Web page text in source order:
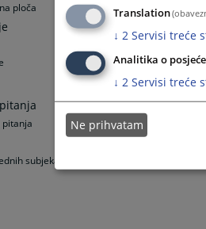
ploča
pitanja
subjekata
Translation
↓ 2 Servisi treće
Analitika o
↓ 2 Servisi treće
Ne prihvatam